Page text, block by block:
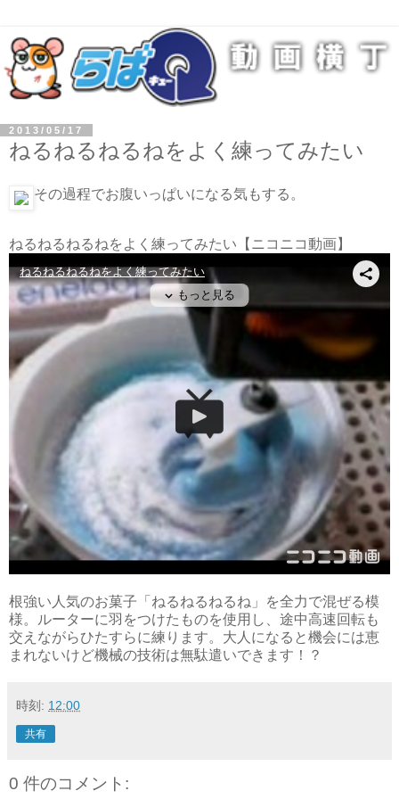
2013/05/17
ねるねるねるねをよく練ってみたい
その過程でお腹いっぱいになる気もする。
ねるねるねるねをよく練ってみたい 【ニコニコ動画】
根強い人気のお菓子「ねるねるねるね」を全力で混ぜる模
様。ルーターに羽をつけたものを使用し、途中高速回転も
交えながらひたすらに練ります。大人になると機会には恵
まれないけど機械の技術は無駄遣いできます！？
時刻: 12:00
共有
0 件のコメント: